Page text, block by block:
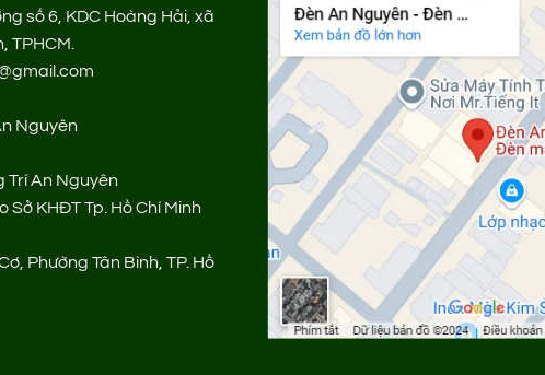
số 6, KDC Hoàng Hải, xã
TPHCM.
Nguyên
Trí An Nguyên
Sở KHĐT Tp. Hồ Chí Minh
Phường Tân Bình, TP. Hồ